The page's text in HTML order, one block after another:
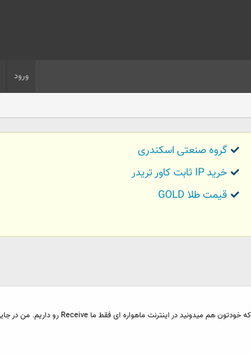
ورود
گروه صنعتی اسکندری
خرید IP ثابت کاور تریدر
قیمت طلا GOLD